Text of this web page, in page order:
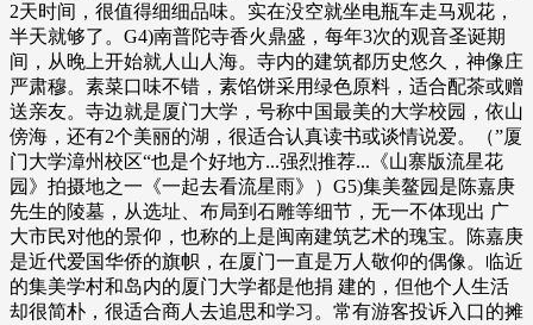
2天时间，很值得细细品味。实在没空就坐电瓶车走马观花，
半天就够了。G4)南普陀寺香火鼎盛，每年3次的观音圣诞期
间，从晚上开始就人山人海。寺内的建筑都历史悠久，神像庄
严肃穆。素菜口味不错，素馅饼采用绿色原料，适合配茶或赠
送亲友。寺边就是厦门大学，号称中国最美的大学校园，依山
傍海，还有2个美丽的湖，很适合认真读书或谈情说爱。（”厦
门大学漳州校区“也是个好地方...强烈推荐...《山寨版流星花
园》拍摄地之一《一起去看流星雨》）G5)集美鳌园是陈嘉庚
先生的陵墓，从选址、布局到石雕等细节，无一不体现出 广
大市民对他的景仰，也称的上是闽南建筑艺术的瑰宝。陈嘉庚
是近代爱国华侨的旗帜，在厦门一直是万人敬仰的偶像。临近
的集美学村和岛内的厦门大学都是他捐 建的，但他个人生活
却很简朴，很适合商人去追思和学习。常有游客投诉入口的摊